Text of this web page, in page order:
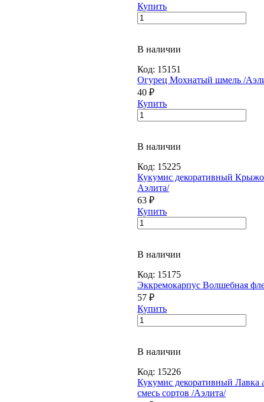
Купить
В наличии
Код: 15151
Огурец Мохнатый шмель /
40 ₽
Купить
В наличии
Код: 15225
Кукумис декоративный
Аэлита/
63 ₽
Купить
В наличии
Код: 15175
Эккремокарпус Волшебная
57 ₽
Купить
В наличии
Код: 15226
Кукумис декоративный Лавка
смесь сортов /Аэлита/